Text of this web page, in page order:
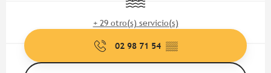
+ 29 otro(s) servicio(s)
02 98 71 54 ▒▒